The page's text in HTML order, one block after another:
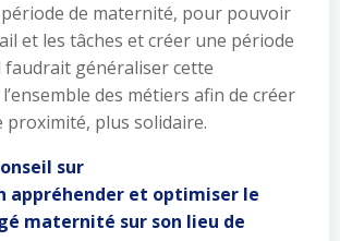
de maternité, pour pouvoir
et les tâches et créer une période
généraliser cette
des métiers afin de créer
proximité, plus solidaire.
sur
appréhender et optimiser le
maternité sur son lieu de